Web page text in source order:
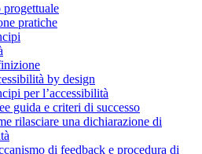
progettuale
pratiche
by design
per l’accessibilità
guida e criteri di successo
rilasciare una dichiarazione di
di feedback e procedura di